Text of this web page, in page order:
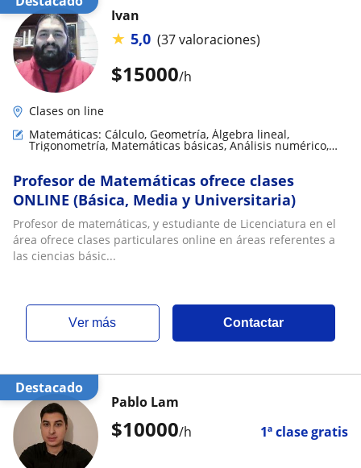
$15000/h
Ivan
★ 5,0 (37 valoraciones)
Clases on line
Matemáticas: Cálculo, Geometría, Álgebra lineal,
Trigonometría, Matemáticas básicas, Análisis numérico,
Matemáticas aplicadas, Teoría de números
Profesor de Matemáticas ofrece clases
ONLINE (Básica, Media y Universitaria)
Profesor de matemáticas, y estudiante de Licenciatura en el
área ofrece clases particulares online en áreas referentes a
las ciencias básic...
ver más Contactar
Destacado
$10000/h 1ª clase gratis
Pablo Lam